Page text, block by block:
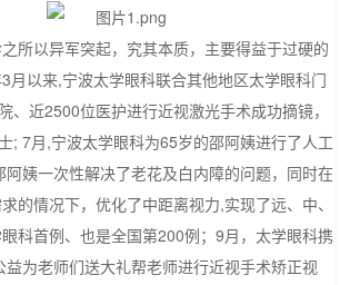
所以异军突起，究其本质，主要得益于过硬的
月以来,宁波太学眼科联合其他地区太学眼科门
、近2500位医护进行近视激光手术成功摘镜，
; 7月,宁波太学眼科为65岁的邵阿姨进行了人工
姨一次性解决了老花及白内障的问题，同时在
的情况下，优化了中距离视力,实现了远、中、
科首例、也是全国第200例；9月，太学眼科携
益为老师们送大礼帮老师进行近视手术矫正视